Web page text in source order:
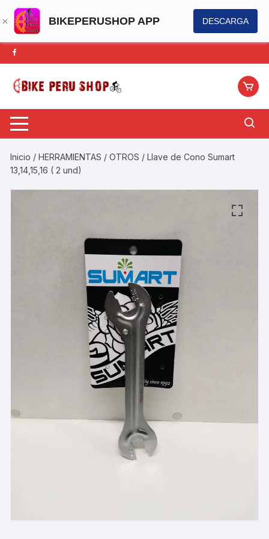
BIKEPERUSHOP APP DESCARGA
Saltar
al
contenido
Inicio /HERRAMIENTAS /OTROS / Llave de Cono Sumart
13,14,15,16 ( 2 und)